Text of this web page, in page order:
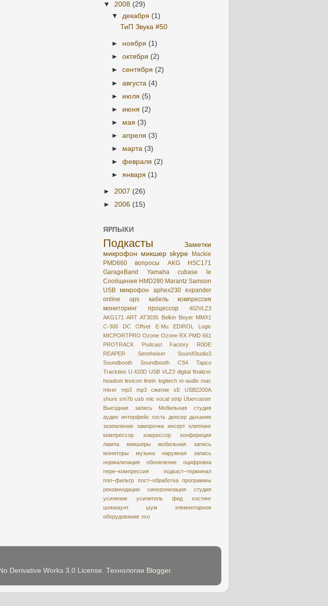
▼ 2008 (29)
▼ декабря (1)
ТиП Звука #50
► ноября (1)
►октября (2)
►сентября (2)
►августа (4)
► июля (5)
► июня (2)
► мая (3)
►апреля (3)
► марта (3)
►февраля (2)
►января (1)
► 2007 (26)
► 2006 (15)
ЯРЛЫКИ
Подкасты
Заметки
микрофон микшер skype Mackie
PMD660
вопросы
AKG HSC171
GarageBand
Yamaha
cubase le
Сообщения HMD280 Marantz Samson
USB микрофон
aphex230 expander
online
ups кабель
компрессия
мониторинг
процессор
402VLZ3
AKG171
ART AT3035 Belkin Beyer MMX1
C-300
DC Offset E-Mu EDIROL
Logic
MICPORTPRO Ozone Ozone RX PMD 661
PROTRACK
Podcast Factory
R0DE
REAPER
Sennheiser
SoundStudio3
Soundbooth
Soundbooth CS4
Tapco
Tracktion U.420D USB VLZ3 digital finalizer
headset lexicon linein logitech m-audio mac
mixer
mp3 mp3 сжатие
sE USB2200A
shure sm7b usb mic vocal strip Übercaster
Выездная запись
Мобильная студия
аудио интерфейс гость деесер дыхание
заземление заморочки инсерт клиппинг
компрессор
комрессор
конфереция
лампа
микшеры
мобильная запись
мониторы
музыка
наружная запись
нормализация
обновление
оцифровкa
пере–компрессия
подкаст–терминал
поп–фильтр
пост–обработка
программы
рекомендации
синхронизация
студия
усиление
усилитель фид
хостинг
шокмаунт
шум
элементарное
оборудование эхо
Derivative Works 3.0 License. Технологии Blogger.